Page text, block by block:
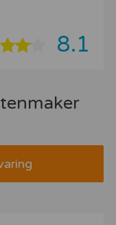
8.1